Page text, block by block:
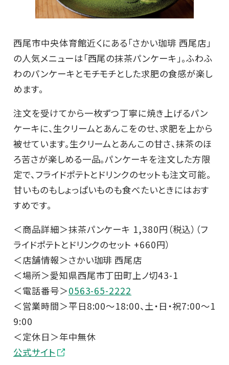
西尾市中央体育館近くにある「さかい珈琲 西尾店」
の人気メニューは「西尾の抹茶パンケーキ」。ふわふ
わのパンケーキとモチモチとした求肥の食感が楽し
めます。
注文を受けてから一枚ずつ丁寧に焼き上げるパン
ケーキに、生クリームとあんこをのせ、求肥を上から
被せています。生クリームとあんこの甘さ、抹茶のほ
ろ苦さが楽しめる一品。パンケーキを注文した方限
定で、フライドポテトとドリンクのセットも注文可能。
甘いものもしょっぱいものも食べたいときにはおす
すめです。
＜商品詳細＞抹茶パンケーキ 1,380円（税込）（フ
ライドポテトとドリンクのセット +660円）
＜店舗情報＞さかい珈琲 西尾店
＜場所＞愛知県西尾市丁田町上ノ切43-1
＜電話番号＞0563-65-2222
＜営業時間＞平日8:00～18:00、土・日・祝7:00～1
9:00
＜定休日＞年中無休
公式サイト